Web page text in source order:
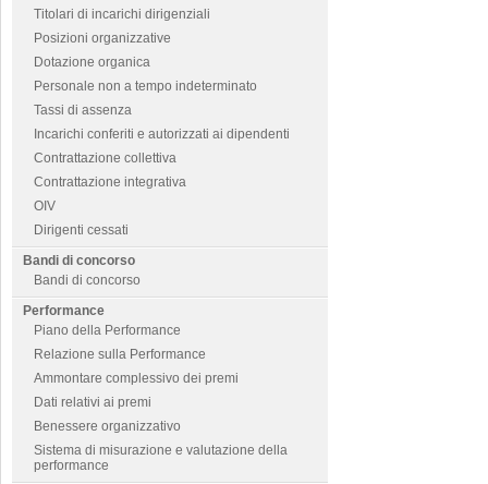
Titolari di incarichi dirigenziali
Posizioni organizzative
Dotazione organica
Personale non a tempo indeterminato
Tassi di assenza
Incarichi conferiti e autorizzati ai dipendenti
Contrattazione collettiva
Contrattazione integrativa
OIV
Dirigenti cessati
Bandi di concorso
Bandi di concorso
Performance
Piano della Performance
Relazione sulla Performance
Ammontare complessivo dei premi
Dati relativi ai premi
Benessere organizzativo
Sistema di misurazione e valutazione della
performance